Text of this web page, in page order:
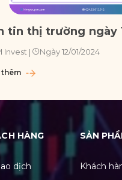
tin thị trường ngày
Invest | Ngày 12/01/2024
thêm
HÀNG
dịch
SẢN
Khách